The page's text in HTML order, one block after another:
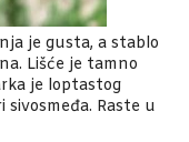
je gusta, a stablo
Lišće je tamno
je loptastog
sivosmeđa. Raste u